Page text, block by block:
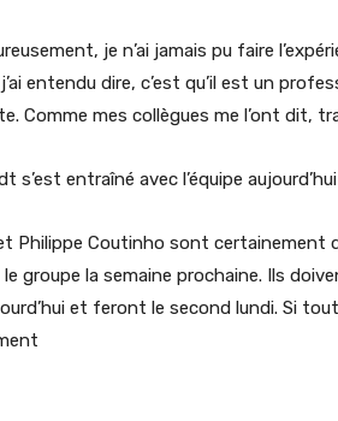
je n’ai jamais pu faire
entendu dire, c’est qu’il est un
Comme mes collègues me l’ont dit,
s’est entraîné avec l’équipe
et Philippe Coutinho sont certainement
groupe la semaine prochaine. Ils
et feront le second lundi. Si